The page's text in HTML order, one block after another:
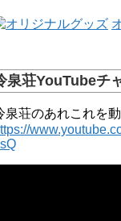
泉荘YouTubeチ
泉荘のあれこれを